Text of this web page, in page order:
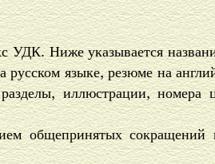
УДК. Ниже указывается
языке, резюме на
иллюстрации, номера
общепринятых